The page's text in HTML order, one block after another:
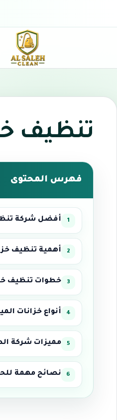
تنظيف
فهرس المحتوى
أفضل شركة
أهمية تنظيف
خطوات تنظيف
أنواع خزانات
مميزات شركة
نصائح مهمة